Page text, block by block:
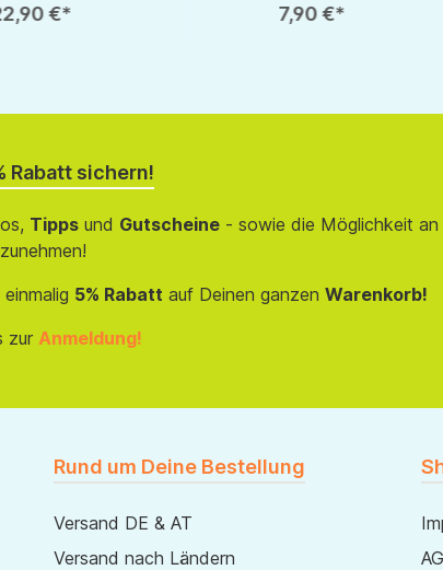
€* 7,90 €*
Rabatt sichern!
Tippsund Gutscheine- sowie die Möglichkeit an
5% Rabatt auf Deinen ganzen Warenkorb!
zur Anmeldung!
Rund um Deine Bestellung
Versand DE & AT
Versand nach Ländern